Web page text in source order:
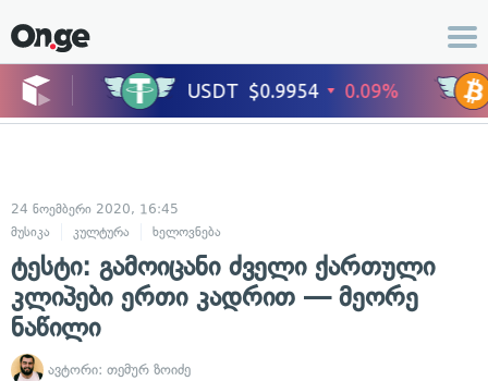
24 ნოემბერი 2020, 16:45
მუსიკა
კულტურა ხელოვნება
ტესტი: გამოიცანი ძველი ქართული
კლიპები ერთი კადრით — მეორე
ნაწილი
ავტორი: თემურ ზოიძე